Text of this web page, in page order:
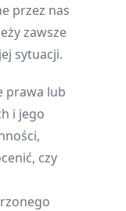
przez nas
zawsze
sytuacji.
prawa lub
i jego
czy